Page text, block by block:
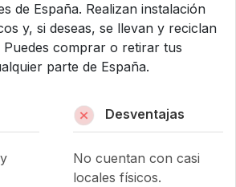
de España. Realizan instalación
y, si deseas, se llevan y reciclan
Puedes comprar o retirar tus
parte de España.
Desventajas
No cuentan con casi
locales físicos.